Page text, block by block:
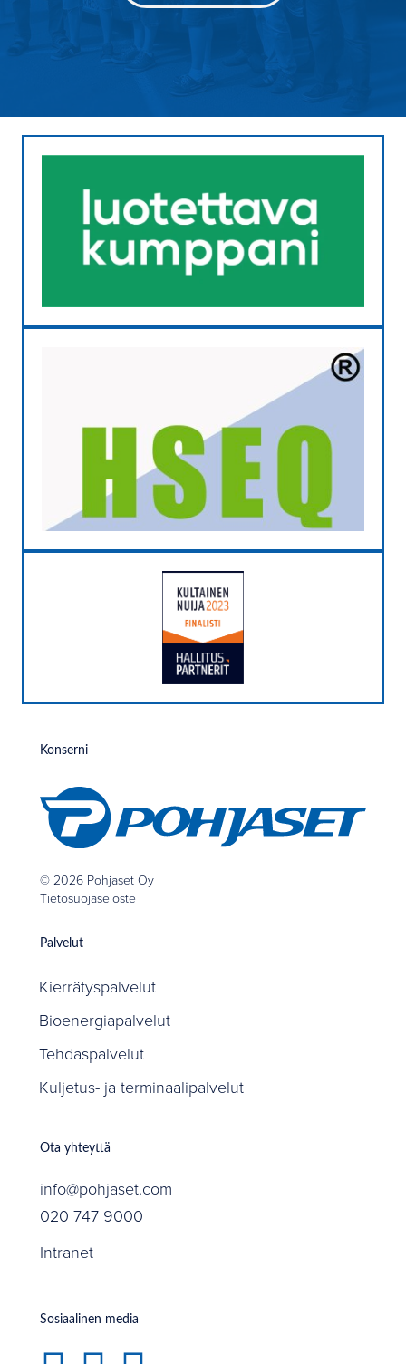
Konserni
© 2026 Pohjaset Oy
Tietosuojaseloste
Palvelut
Kierrätyspalvelut
Bioenergiapalvelut
Tehdaspalvelut
Kuljetus- ja terminaalipalvelut
Ota yhteyttä
info@pohjaset.com
020 747 9000
Intranet
Sosiaalinen media